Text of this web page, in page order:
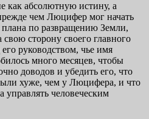
как абсолютную истину, а
чем Люцифер мог начать
плана по развращению Земли,
сторону своего главного
руководством, чье имя
много месяцев, чтобы
доводов и убедить его, что
хуже, чем у Люцифера, и что
управлять человеческим